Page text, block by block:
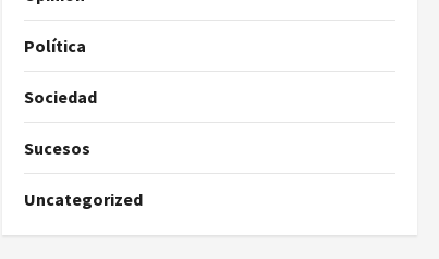
Política
Sociedad
Sucesos
Uncategorized